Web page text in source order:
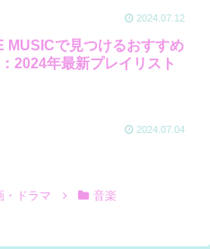
2024.07.12
MUSICで見つけるおすすめ
2024年最新プレイリスト
2024.07.04
・ドラマ 音楽